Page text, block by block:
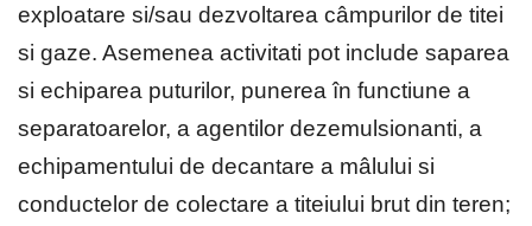
exploatare si/sau dezvoltarea câmpurilor de titei
si gaze. Asemenea activitati pot include saparea
si echiparea puturilor, punerea în functiune a
separatoarelor, a agentilor dezemulsionanti, a
echipamentului de decantare a mâlului si
conductelor de colectare a titeiului brut din teren;